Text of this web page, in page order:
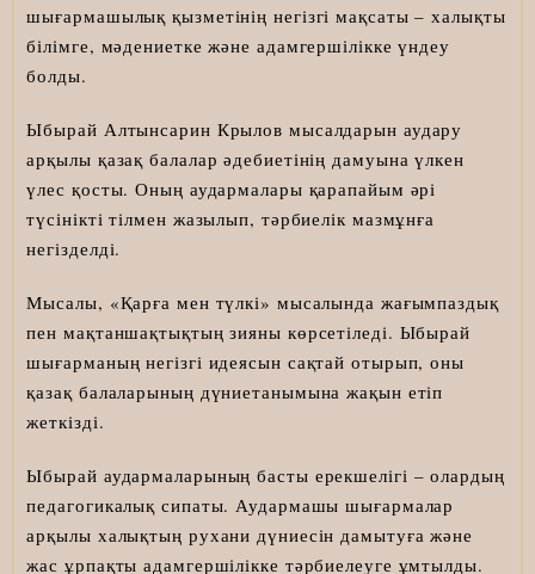
шығармашылық қызметінің негізгі мақсаты – халықты
білімге, мәдениетке және адамгершілікке үндеу
болды.
Ыбырай Алтынсарин Крылов мысалдарын аудару
арқылы қазақ балалар әдебиетінің дамуына үлкен
үлес қосты. Оның аудармалары қарапайым әрі
түсінікті тілмен жазылып, тәрбиелік мазмұнға
негізделді.
Мысалы, «Қарға мен түлкі» мысалында жағымпаздық
пен мақтаншақтықтың зияны көрсетіледі. Ыбырай
шығарманың негізгі идеясын сақтай отырып, оны
қазақ балаларының дүниетанымына жақын етіп
жеткізді.
Ыбырай аудармаларының басты ерекшелігі – олардың
педагогикалық сипаты. Аудармашы шығармалар
арқылы халықтың рухани дүниесін дамытуға және
жас ұрпақты адамгершілікке тәрбиелеуге ұмтылды.